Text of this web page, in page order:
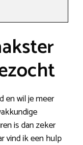
en wil je meer
is dan zeker
vind ik een hulp